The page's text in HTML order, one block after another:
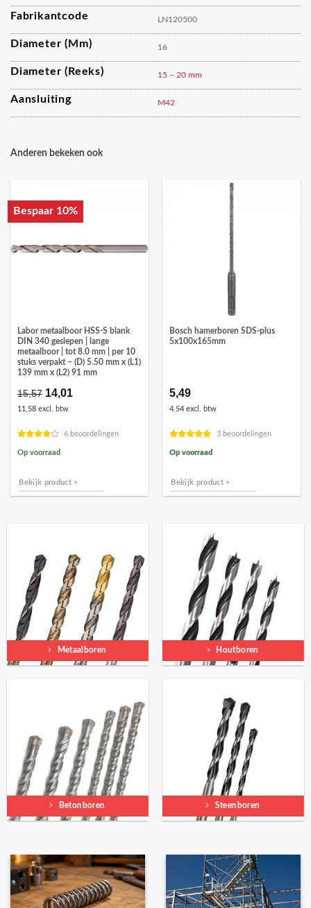
Fabrikantcode LN120500
Diameter (mm) 16
Diameter (reeks) 15 – 20 mm
Aansluiting M42
Anderen bekeken ook
Bespaar 10%
Labor metaalboor HSS-S blank
DIN 340 geslepen | lange
metaalboor | tot 8.0 mm | per 10
stuks verpakt – (D) 5.50 mm x (L1)
139 mm x (L2) 91 mm
15,57 Oorspronkelijke
prijs
was:
14,01
11,58 excl. btw
6 beoordelingen
Op voorraad
Bekijk product >
Bosch hamerboren SDS-plus
5x100x165mm
5,49
4.54 excl. btw
3 beoordelingen
Op voorraad
Bekijk product >
Metaalboren Houtboren
Betonboren Steenboren